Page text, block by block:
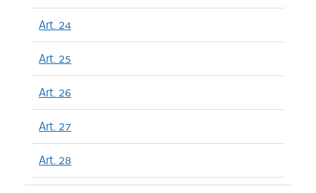
Art. 24
Art. 25
Art. 26
Art. 27
Art. 28